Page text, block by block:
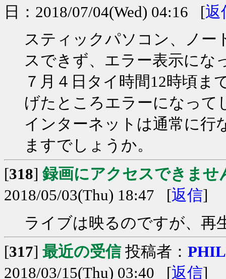
日：2018/07/04(Wed) 04:16 [返
スティックパソコン、ノー
スできず、エラー表示にな
７月４日タイ時間12時頃ま
げたところエラーになって
インターネットは通常に行
ますでしょうか。
[318] 録画にアクセスできませ
2018/05/03(Thu) 18:47 [返信]
ライブは映るのですが、再
[317] 最近の受信投稿者：
2018/03/15(Thu) 03:40 [返信]